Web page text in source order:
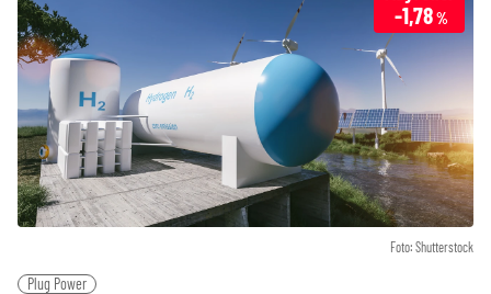
Foto: Shutterstock
-1,78%
Plug Power